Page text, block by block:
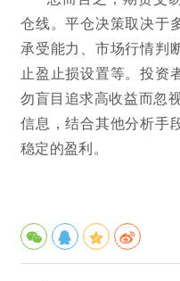
仓线。平仓决策取决于
承受能力、市场行情判
止盈止损设置等。投资
勿盲目追求高收益而忽
信息，结合其他分析手
稳定的盈利。